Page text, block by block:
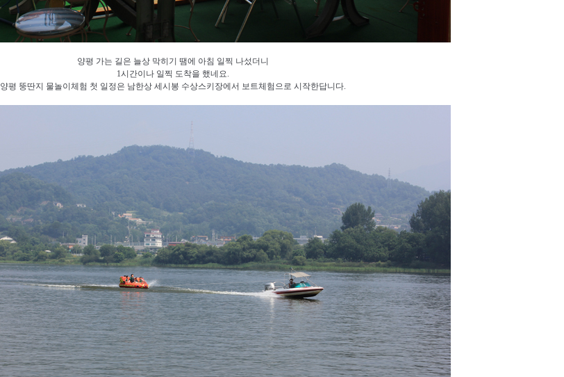
양평 가는 길은 늘상 막히기 땜에 아침 일찍 나섰더니
1시간이나 일찍 도착을 했네요.
양평 뚱딴지 물놀이체험 첫 일정은 남한상 세시봉 수상스키장에서 보트체험으로 시작한답니다.